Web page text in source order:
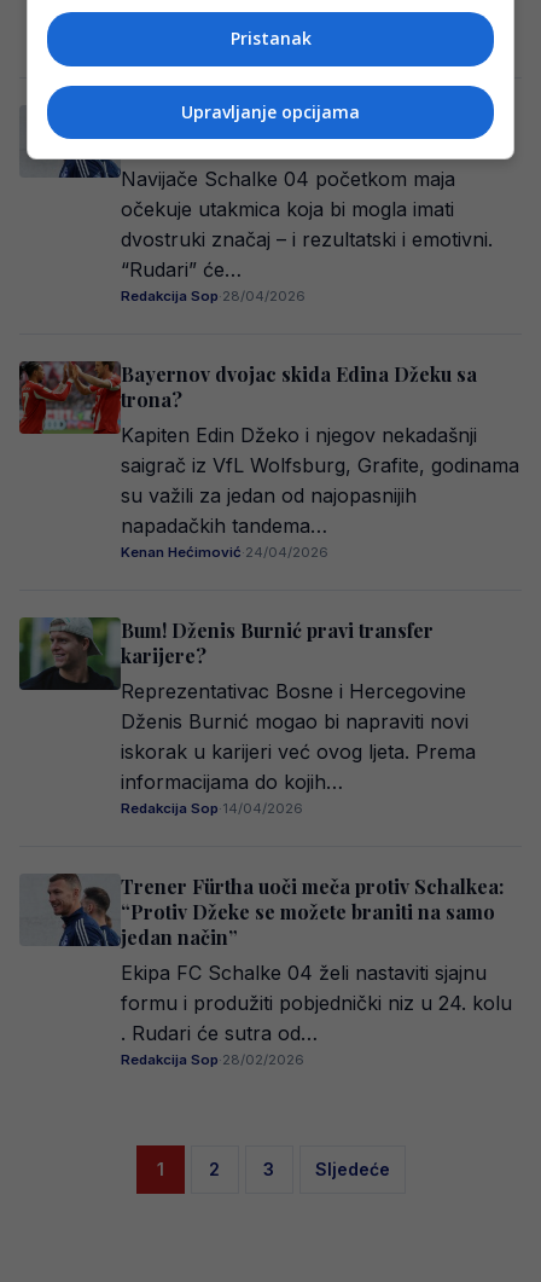
ogroman rezultatski…
16/05/2026
Džeko bi protiv Dusseldorfa mogao imati
dva razloga za slavlje
Navijače Schalke 04 početkom maja
očekuje utakmica koja bi mogla imati
dvostruki značaj – i rezultatski i emotivni.
“Rudari” će…
Redakcija Sop·28/04/2026
Bayernov dvojac skida Edina Džeku sa
trona?
Kapiten Edin Džeko i njegov nekadašnji
saigrač iz VfL Wolfsburg, Grafite, godinama
su važili za jedan od najopasnijih
napadačkih tandema…
Kenan Hećimović·24/04/2026
Bum! Dženis Burnić pravi transfer
karijere?
Reprezentativac Bosne i Hercegovine
Dženis Burnić mogao bi napraviti novi
iskorak u karijeri već ovog ljeta. Prema
informacijama do kojih…
Redakcija Sop·14/04/2026
Trener Fürtha uoči meča protiv Schalkea:
“Protiv Džeke se možete braniti na samo
jedan način”
Ekipa FC Schalke 04 želi nastaviti sjajnu
formu i produžiti pobjednički niz u 24. kolu
. Rudari će sutra od…
Redakcija Sop·28/02/2026
Posts
1 2 3 Sljedeće
Pristanak
Upravljanje opcijama